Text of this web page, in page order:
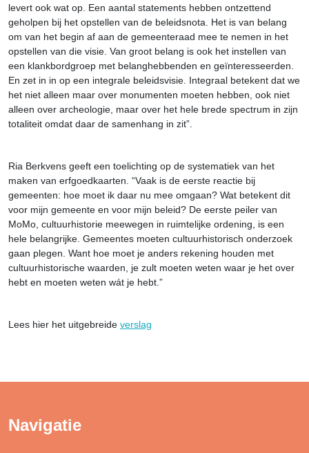
levert ook wat op. Een aantal statements hebben ontzettend
geholpen bij het opstellen van de beleidsnota. Het is van belang
om van het begin af aan de gemeenteraad mee te nemen in het
opstellen van die visie. Van groot belang is ook het instellen van
een klankbordgroep met belanghebbenden en geïnteresseerden.
En zet in in op een integrale beleidsvisie. Integraal betekent dat we
het niet alleen maar over monumenten moeten hebben, ook niet
alleen over archeologie, maar over het hele brede spectrum in zijn
totaliteit omdat daar de samenhang in zit”.
Ria Berkvens geeft een toelichting op de systematiek van het
maken van erfgoedkaarten. “Vaak is de eerste reactie bij
gemeenten: hoe moet ik daar nu mee omgaan? Wat betekent dit
voor mijn gemeente en voor mijn beleid? De eerste peiler van
MoMo, cultuurhistorie meewegen in ruimtelijke ordening, is een
hele belangrijke. Gemeentes moeten cultuurhistorisch onderzoek
gaan plegen. Want hoe moet je anders rekening houden met
cultuurhistorische waarden, je zult moeten weten waar je het over
hebt en moeten weten wát je hebt.”
Lees hier het uitgebreide verslag
Navigatie